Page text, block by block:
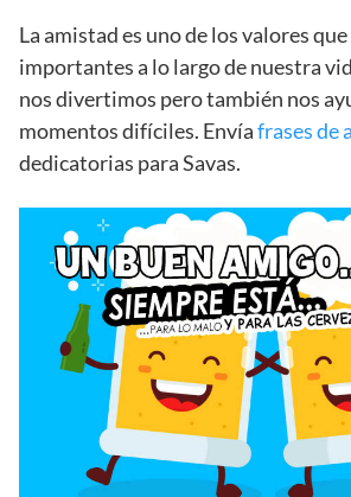
La amistad es uno de los valores
importantes a lo largo de nuestra
nos divertimos pero también nos
momentos difíciles. Envíafrases de
dedicatorias para Savas.